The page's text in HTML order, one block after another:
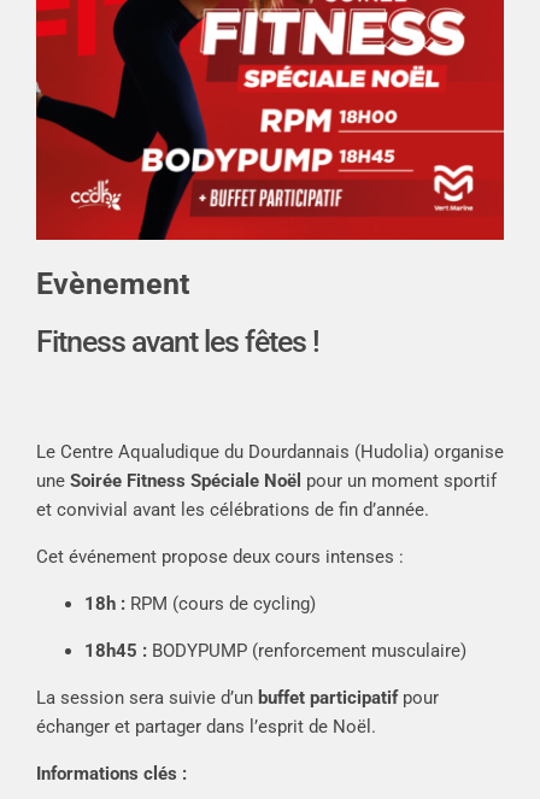
Evènement
Fitness avant les fêtes !
Le Centre Aqualudique du Dourdannais (Hudolia) organise
une Soirée Fitness Spéciale Noël pour un moment sportif
et convivial avant les célébrations de fin d’année.
Cet événement propose deux cours intenses :
18h :RPM (cours de cycling)
18h45 :BODYPUMP (renforcement musculaire)
La session sera suivie d’un buffet participatifpour
échanger et partager dans l’esprit de Noël.
Informations clés :